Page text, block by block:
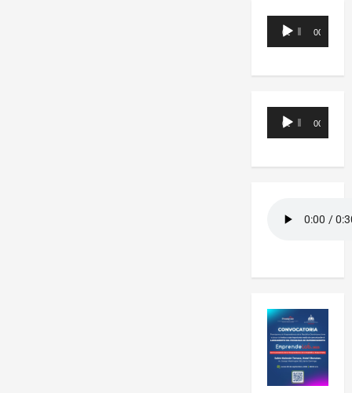
Reproductor
de
00:00 00:00
Reproductor
de
00:00 00:00